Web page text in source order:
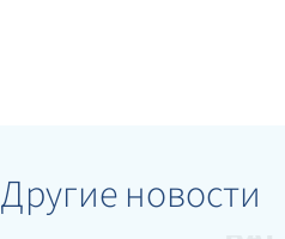
Другие новости